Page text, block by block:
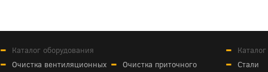
Каталог оборудования
Очистка вентиляционных
Очистка приточного
Стали